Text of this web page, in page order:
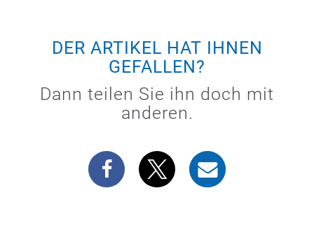
DER ARTIKEL HAT IHNEN
GEFALLEN?
Dann teilen Sie ihn doch mit
anderen.